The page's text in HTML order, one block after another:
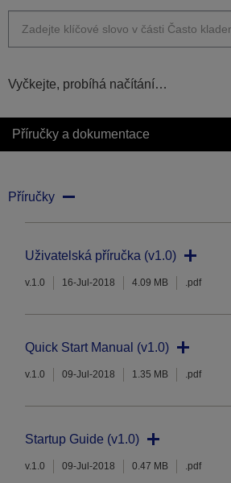
Vyčkejte, probíhá načítání…
Příručky a dokumentace
Příručky
Uživatelská příručka (v1.0)
v.1.0 16-Jul-2018 4.09 MB .pdf
Quick Start Manual (v1.0)
v.1.0 09-Jul-2018 1.35 MB .pdf
Startup Guide (v1.0)
v.1.0 09-Jul-2018 0.47 MB .pdf